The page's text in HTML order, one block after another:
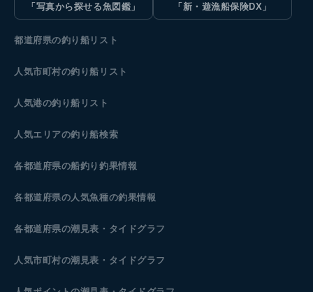
「写真から探せる魚図鑑」
「新・遊漁船保険DX」
都道府県の釣り船リスト
人気市町村の釣り船リスト
人気港の釣り船リスト
人気エリアの釣り船検索
各都道府県の船釣り釣果情報
各都道府県の人気魚種の釣果情報
各都道府県の潮見表 ・タイドグラフ
人気市町村の潮見表・タイドグラフ